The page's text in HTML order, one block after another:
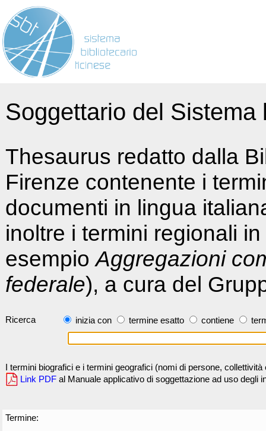
Soggettario del
Thesaurus redatto dalla
Firenze contenente i
documenti in lingua
inoltre i termini regionali
esempioAggregazioni
federale), a cura del
Ricerca inizia con termine esatto contiene
I termini biografici e i termini geografici (nomi di persone,
Link PDF al Manuale applicativo di soggettazione ad uso degli
Termine: